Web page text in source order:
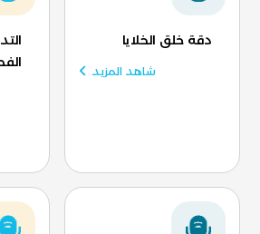
دقة خلق الخلايا
شاهد المزيد